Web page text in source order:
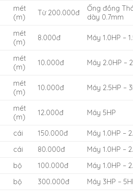
mét
(m)
Từ 200.000đ
Ống đồng
dày 0.7mm
mét
(m)
8.000đ Máy 1.0HP –
mét
(m)
10.000đ Máy 2.0HP –
mét
(m)
10.000đ Máy 2.5HP –
mét
(m)
12.000đ Máy 5HP
cái 150.000đ
Máy 1.0HP –
cái 80.000đ
Máy 1.0HP –
bộ 100.000đ
Máy 1.0HP –
bộ 300.000đ Máy 3HP –